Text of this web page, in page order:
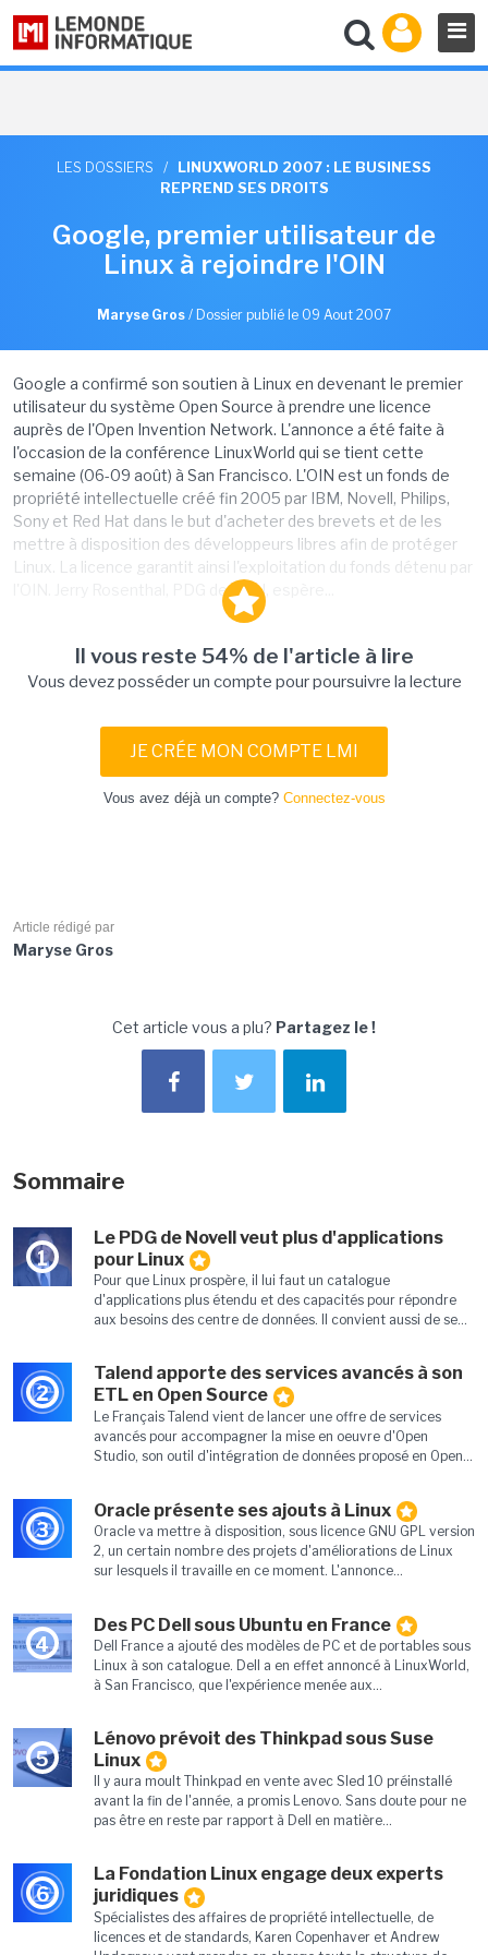
LES DOSSIERS /
LINUXWORLD 2007 : LE BUSINESS
REPREND SES DROITS
Google, premier utilisateur de
Linux à rejoindre l'OIN
Maryse Gros / Dossier publié le 09 Aout 2007
Google a confirmé son soutien à Linux en devenant le premier
utilisateur du système Open Source à prendre une licence
auprès de l'Open Invention Network. L'annonce a été faite à
l'occasion de la conférence LinuxWorld qui se tient cette
semaine (06-09 août) à San Francisco. L'OIN est un fonds de
propriété intellectuelle créé fin 2005 par IBM, Novell, Philips,
Sony et Red Hat dans le but d'acheter des brevets et de les
mettre à disposition des développeurs libres afin de protéger
Linux. La licence garantit ainsi l'exploitation du fonds détenu par
l'OIN. Jerry Rosenthal, PDG de l'OIN, espère...
Il vous reste 54% de l'article à lire
Vous devez posséder un compte pour poursuivre la lecture
JE CRÉE MON COMPTE LMI
Vous avez déjà un compte? Connectez-vous
Article rédigé par
Maryse Gros
Cet article vous a plu? Partagez le !
Sommaire
1
Le PDG de Novell veut plus d'applications
pour Linux
Pour que Linux prospère, il lui faut un catalogue
d'applications plus étendu et des capacités pour répondre
aux besoins des centre de données. Il convient aussi de se...
2
Talend apporte des services avancés à son
ETL en Open Source
Le Français Talend vient de lancer une offre de services
avancés pour accompagner la mise en oeuvre d'Open
Studio, son outil d'intégration de données proposé en Open...
3
Oracle présente ses ajouts à Linux
Oracle va mettre à disposition, sous licence GNU GPL version
2, un certain nombre des projets d'améliorations de Linux
sur lesquels il travaille en ce moment. L'annonce...
4
Des PC Dell sous Ubuntu en France
Dell France a ajouté des modèles de PC et de portables sous
Linux à son catalogue. Dell a en effet annoncé à LinuxWorld,
à San Francisco, que l'expérience menée aux...
5
Lénovo prévoit des Thinkpad sous Suse
Linux
Il y aura moult Thinkpad en vente avec Sled 10 préinstallé
avant la fin de l'année, a promis Lenovo. Sans doute pour ne
pas être en reste par rapport à Dell en matière...
6
La Fondation Linux engage deux experts
juridiques
Spécialistes des affaires de propriété intellectuelle, de
licences et de standards, Karen Copenhaver et Andrew